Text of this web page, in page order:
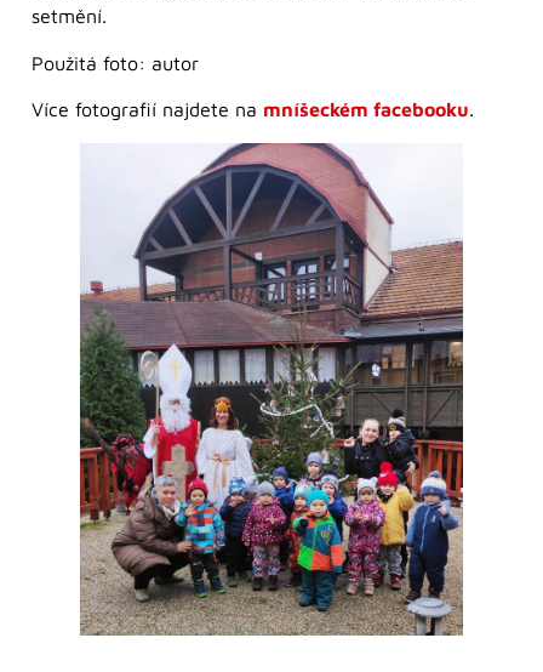
setmění.
Použitá foto: autor
Více fotografií najdete na mníšeckém facebooku.